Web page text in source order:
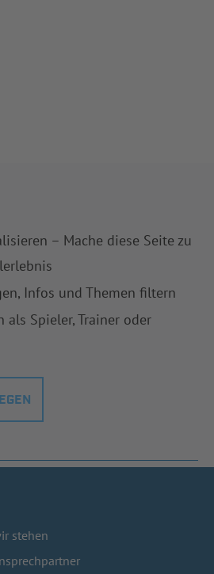
– Mache diese Seite zu
Infos und Themen filtern
als Spieler, Trainer oder
stehen